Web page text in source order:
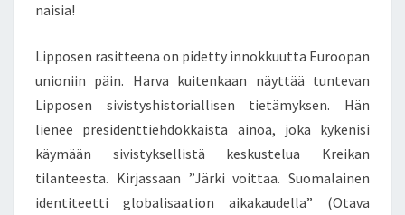
naisia!
Lipposen rasitteena on pidetty innokkuutta Euroopan
unioniin päin. Harva kuitenkaan näyttää tuntevan
Lipposen sivistyshistoriallisen tietämyksen. Hän
lienee presidenttiehdokkaista ainoa, joka kykenisi
käymään sivistyksellistä keskustelua Kreikan
tilanteesta. Kirjassaan ”Järki voittaa. Suomalainen
identiteetti globalisaation aikakaudella” (Otava